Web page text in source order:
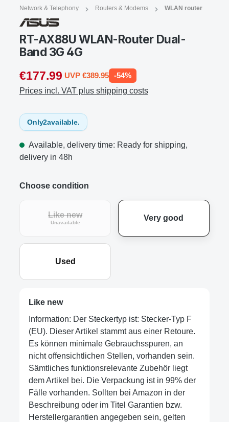
Network & Telephony Routers & Modems WLAN router
RT-AX88U WLAN-Router Dual-
Band 3G 4G
€177.99 UVP €389.95 -54%
Prices incl. VAT plus shipping costs
Only2available.
Available, delivery time: Ready for shipping,
delivery in 48h
Choose condition
Like new
Unavailable
Very good
Used
Like new
Information: Der Steckertyp ist: Stecker-Typ F
(EU). Dieser Artikel stammt aus einer Retoure.
Es können minimale Gebrauchsspuren, an
nicht offensichtlichen Stellen, vorhanden sein.
Sämtliches funktionsrelevante Zubehör liegt
dem Artikel bei. Die Verpackung ist in 99% der
Fälle vorhanden. Sollten bei Amazon in der
Beschreibung oder im Titel Garantien bzw.
Herstellergarantien angegeben sein, gelten